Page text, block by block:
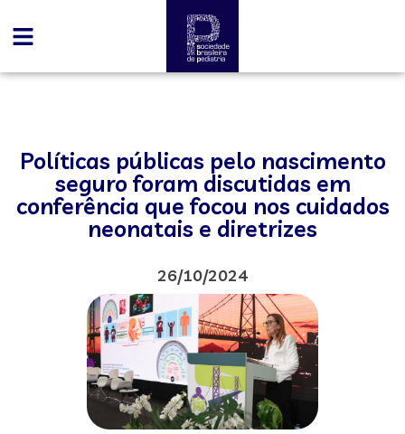
Políticas públicas pelo nascimento
seguro foram discutidas em
conferência que focou nos cuidados
neonatais e diretrizes
26/10/2024